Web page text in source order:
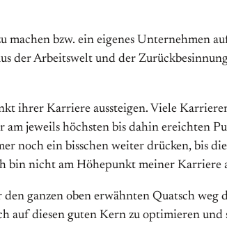
bzw. ein eigenes Unternehmen
der Arbeitswelt und der
ihrer Karriere aussteigen. Viele
jeweils höchsten bis dahin ereichten
noch ein bisschen weiter drücken, bis
bin nicht am Höhepunkt meiner Karriere
ganzen oben erwähnten Quatsch weg
auf diesen guten Kern zu optimieren und